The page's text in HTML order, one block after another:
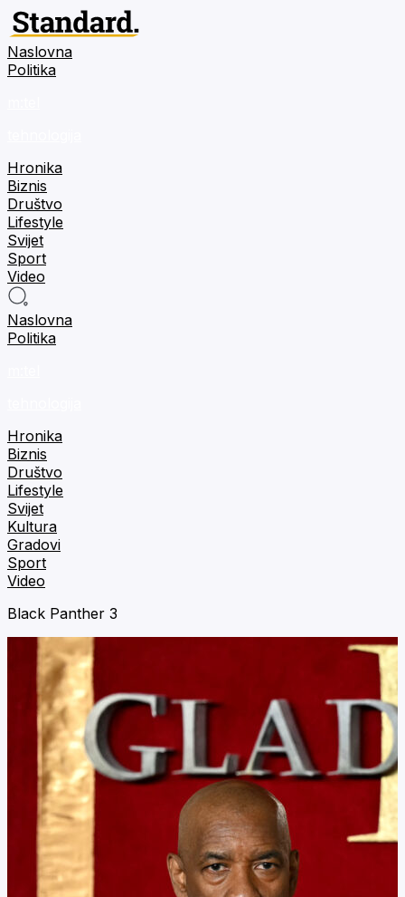
Naslovna
Politika
Hronika
Biznis
Društvo
Lifestyle
Svijet
Sport
Video
Naslovna
Politika
Hronika
Biznis
Društvo
Lifestyle
Svijet
Kultura
Gradovi
Sport
Video
Black Panther 3